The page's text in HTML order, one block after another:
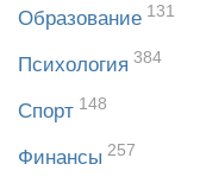
Образование 131
Психология 384
Спорт 148
Финансы 257